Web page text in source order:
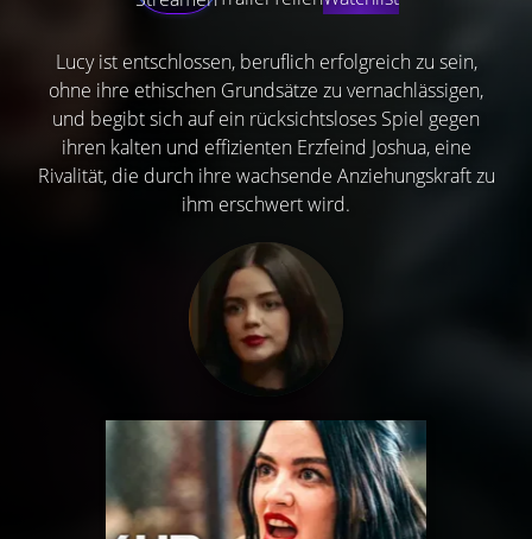
Lucy ist entschlossen, beruflich erfolgreich zu sein,
ohne ihre ethischen Grundsätze zu vernachlässigen,
und begibt sich auf ein rücksichtsloses Spiel gegen
ihren kalten und effizienten Erzfeind Joshua, eine
Rivalität, die durch ihre wachsende Anziehungskraft zu
ihm erschwert wird.